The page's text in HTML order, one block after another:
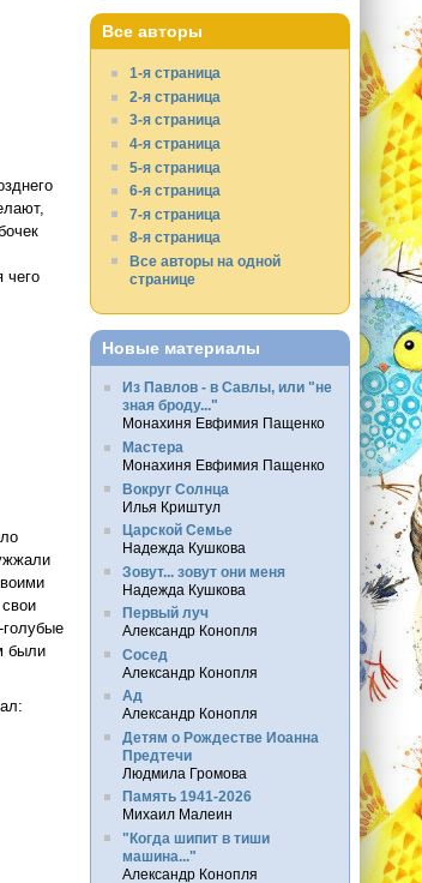
чего
были
Все авторы
1-я страница
2-я страница
3-я страница
4-я страница
5-я страница
6-я страница
7-я страница
8-я страница
Все авторы на одной
странице
Новые материалы
Из Павлов - в Савлы, или "не
зная броду..."
Монахиня Евфимия Пащенко
Мастера
Монахиня Евфимия Пащенко
Вокруг Солнца
Илья Криштул
Царской Семье
Надежда Кушкова
Зовут... зовут они меня
Надежда Кушкова
Первый луч
Александр Конопля
Сосед
Александр Конопля
Ад
Александр Конопля
Детям о Рождестве Иоанна
Предтечи
Людмила Громова
Память 1941-2026
Михаил Малеин
"Когда шипит в тиши
машина..."
Александр Конопля